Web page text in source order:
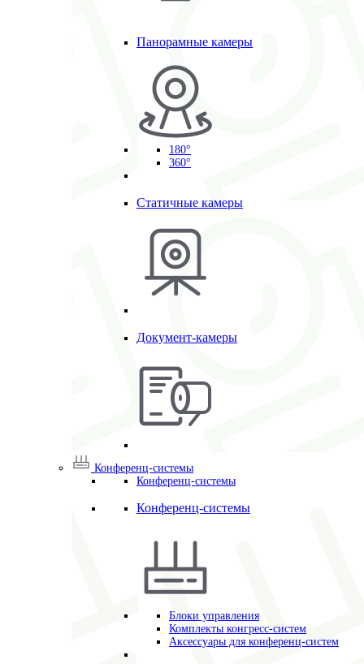
Панорамные камеры
180°
360°
Статичные камеры
Документ-камеры
Конференц-системы
Конференц-системы
Конференц-системы
Блоки управления
Комплекты конгресс-систем
Аксессуары для конференц-систем